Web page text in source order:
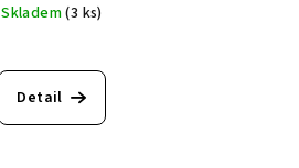
Skladem(3 ks)
Detail